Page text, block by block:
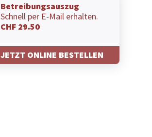
Betreibungsauszug
Schnell per E-Mail erhalten.
CHF 29.50
JETZT ONLINE BESTELLEN